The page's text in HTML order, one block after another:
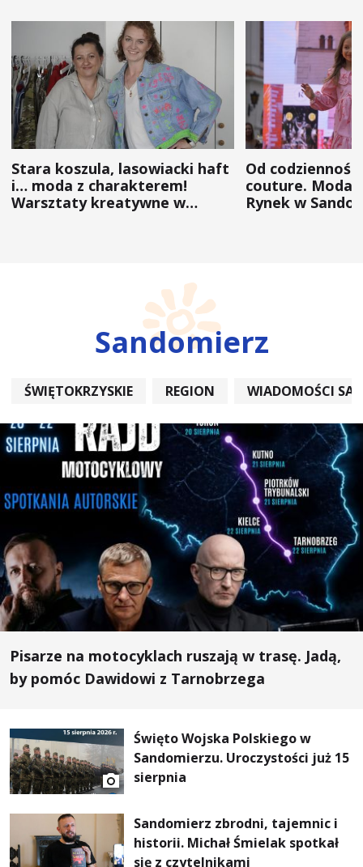
Stara koszula, lasowiacki haft
i… moda z charakterem!
Warsztaty kreatywne w
Od
couture. Moda
Rynek w
Sandomierz
ŚWIĘTOKRZYSKIE REGION WIADOMOŚCI
Pisarze na motocyklach ruszają w trasę. Jadą,
by pomóc Dawidowi z Tarnobrzega
Święto Wojska Polskiego w
Sandomierzu. Uroczystości już 15
sierpnia
Sandomierz zbrodni, tajemnic i
historii. Michał Śmielak spotkał
się z czytelnikami